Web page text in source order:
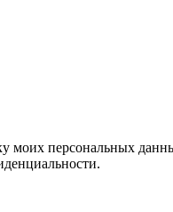
моих персональных